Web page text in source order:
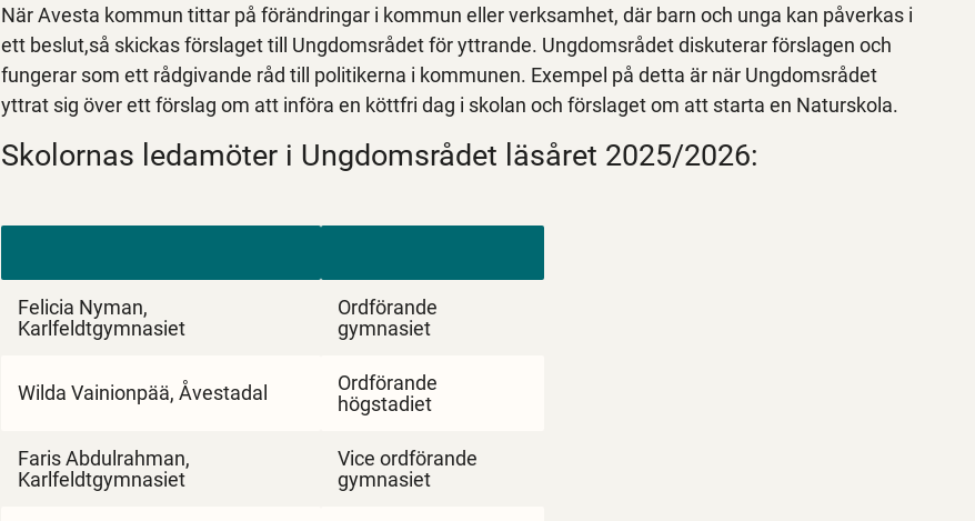
När Avesta kommun tittar på förändringar i kommun eller verksamhet, där barn och unga kan påverkas i
ett beslut,så skickas förslaget till Ungdomsrådet för yttrande. Ungdomsrådet diskuterar förslagen och
fungerar som ett rådgivande råd till politikerna i kommunen. Exempel på detta är när Ungdomsrådet
yttrat sig över ett förslag om att införa en köttfri dag i skolan och förslaget om att starta en Naturskola.
Skolornas ledamöter i Ungdomsrådet läsåret 2025/2026:
Felicia Nyman,
Karlfeldtgymnasiet
Ordförande
gymnasiet
Wilda Vainionpää, Åvestadal
Ordförande
högstadiet
Faris Abdulrahman,
Karlfeldtgymnasiet
Vice ordförande
gymnasiet